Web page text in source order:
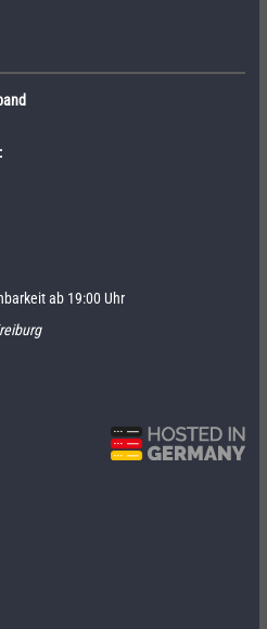
ab 19:00 Uhr